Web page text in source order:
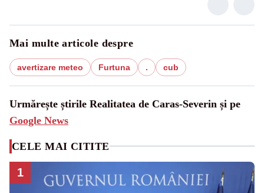
Mai multe articole despre
avertizare meteo Furtuna . cub
Urmărește știrile Realitatea de Caras-Severin și pe
Google News
CELE MAI CITITE
1